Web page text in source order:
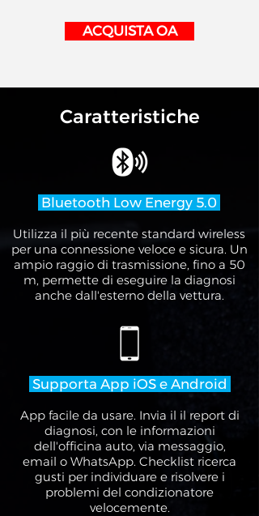
ACQUISTA OA
Caratteristiche
Bluetooth Low Energy 5.0
Utilizza il più recente standard wireless
per una connessione veloce e sicura. Un
ampio raggio di trasmissione, fino a 50
m, permette di eseguire la diagnosi
anche dall'esterno della vettura.
Supporta App iOS e Android
App facile da usare. Invia il il report di
diagnosi, con le informazioni
dell'officina auto, via messaggio,
email o WhatsApp. Checklist ricerca
gusti per individuare e risolvere i
problemi del condizionatore
velocemente.